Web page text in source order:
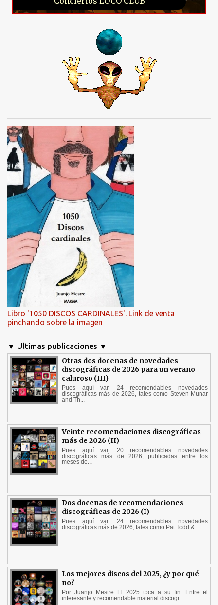
Libro '1050 DISCOS CARDINALES'. Link de venta
pinchando sobre la imagen
▼ Ultimas publicaciones ▼
Otras dos docenas de novedades
discográficas de 2026 para un verano
caluroso (III)
Pues aquí van 24 recomendables novedades
discográficas más de 2026, tales como Steven Munar
and Th...
Veinte recomendaciones discográficas
más de 2026 (II)
Pues aquí van 20 recomendables novedades
discográficas más de 2026, publicadas entre los
meses de...
Dos docenas de recomendaciones
discográficas de 2026 (I)
Pues aquí van 24 recomendables novedades
discográficas más de 2026, tales como Pat Todd &...
Los mejores discos del 2025, ¿y por qué
no?
Por Juanjo Mestre El 2025 toca a su fin. Entre el
interesante y recomendable material discogr...